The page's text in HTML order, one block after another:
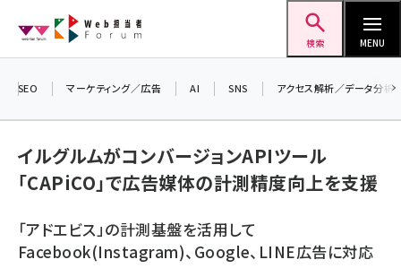
ン
検索 MENU
ai (2829)
SEO マーケティング／広告 AI SNS アクセス解析／データ分析
イルグルムがコンバージョンAPIツール
「CAPiCO」で広告媒体の計測精度向上を支援
「アドエビス」の計測基盤を活用して
Facebook(Instagram)、Google、LINE広告に対応